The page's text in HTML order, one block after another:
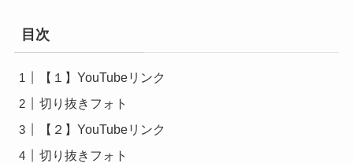
目次
【１】YouTubeリンク
切り抜きフォト
【２】YouTubeリンク
切り抜きフォト